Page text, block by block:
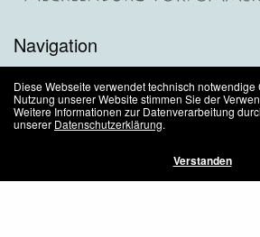
Navigation
Startseite
Kontakt
Diese Webseite verwendet technisch
Nutzung unserer Website stimmen Sie der
Weitere Informationen zur Datenverarbeitung
unserer Datenschutzerklärung.
Verstanden